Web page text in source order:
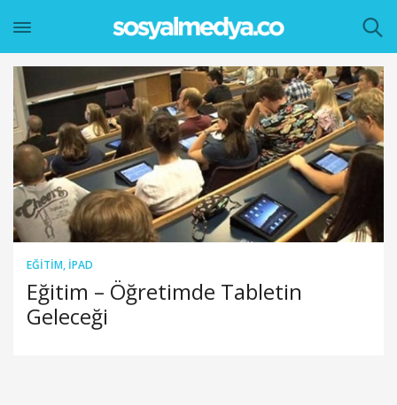
EĞITIM, IPAD
Eğitim – Öğretimde Tabletin
Geleceği